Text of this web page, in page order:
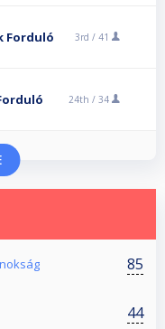
Forduló 3rd / 41
24th / 34
85
44